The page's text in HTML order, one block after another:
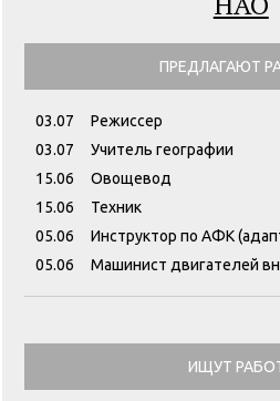
ПРЕДЛАГАЮТ
03.07
Режиссер
03.07
Учитель географии
15.06
Овощевод
15.06
Техник
05.06
Инструктор по АФК
05.06
Машинист двигателей
ИЩУТ